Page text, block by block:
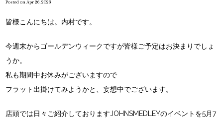
Posted on Apr 26, 2023
皆様こんにちは。内村です。
今週末からゴールデンウィークですが皆様ご予定はお決まりでしょ
うか。
私も期間中お休みがございますので
フラット出掛けてみようかと、妄想中でございます。
店頭では日々ご紹介しておりますJOHNSMEDLEYのイベントを5月7